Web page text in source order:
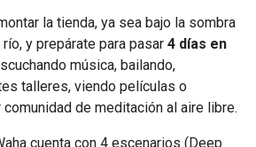
la tienda, ya sea bajo la sombra
y prepárate para pasar 4 días en
música, bailando,
talleres, viendo películas o
de meditación al aire libre.
cuenta con 4 escenarios (Deep